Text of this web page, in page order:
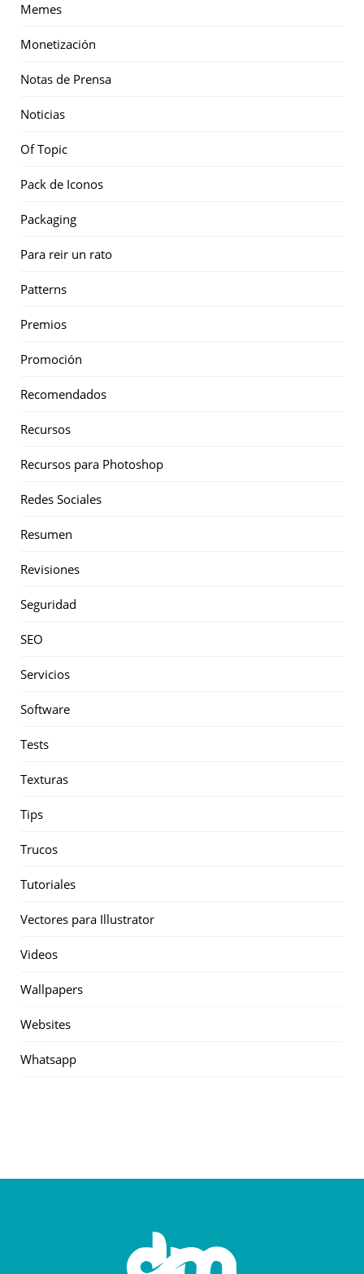
Memes
Monetización
Notas de Prensa
Noticias
Of Topic
Pack de Iconos
Packaging
Para reir un rato
Patterns
Premios
Promoción
Recomendados
Recursos
Recursos para Photoshop
Redes Sociales
Resumen
Revisiones
Seguridad
SEO
Servicios
Software
Tests
Texturas
Tips
Trucos
Tutoriales
Vectores para Illustrator
Videos
Wallpapers
Websites
Whatsapp